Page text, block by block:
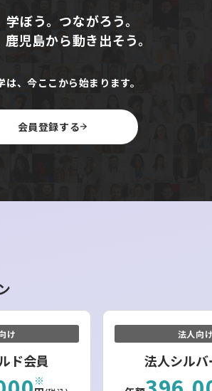
然を満喫してくれることで”知内温泉
なってくれることがとても嬉しかっ
吸の間知内町/大自然の山の中に新サ
いサウナ体験◆北海道で究極のととの
えると人口減少を基準にすると維持
られないと思っています。「ただ、
生まれるので、この子の人生を考え
町を残すための挑戦”は今生きる僕た
も始まらないので、挑戦するべきだと
けではなく実践型経営者として、温
学ぼう。つながろう。
鹿児島から動き出そう。
は、今ここから始まります。
会員登録する
け
ド会員
※
法人向
法人シル